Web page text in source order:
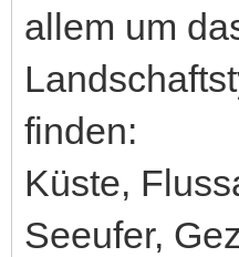
allem um
finden:
Küste,
Seeufer,